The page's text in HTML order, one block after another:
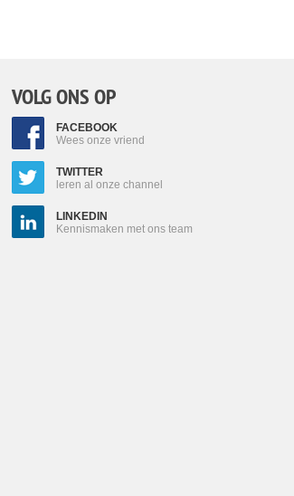
VOLG ONS OP
FACEBOOK
Wees onze vriend
TWITTER
leren al onze channel
LINKEDIN
Kennismaken met ons team